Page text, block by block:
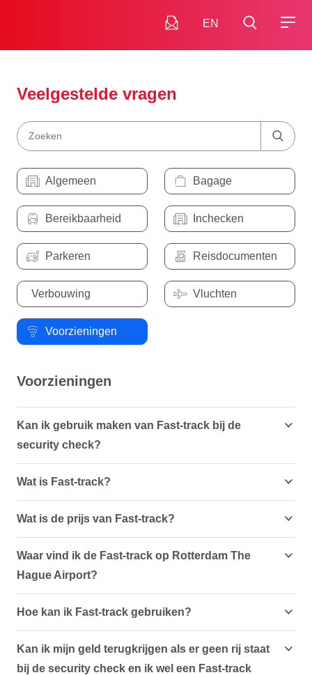
EN
Veelgestelde vragen
Algemeen Bagage
Bereikbaarheid Inchecken
Parkeren Reisdocumenten
Verbouwing Vluchten
Voorzieningen
Voorzieningen
Kan ik gebruik maken van Fast-track bij de
security check?
Wat is Fast-track?
Wat is de prijs van Fast-track?
Waar vind ik de Fast-track op Rotterdam The
Hague Airport?
Hoe kan ik Fast-track gebruiken?
Kan ik mijn geld terugkrijgen als er geen rij staat
bij de security check en ik wel een Fast-track